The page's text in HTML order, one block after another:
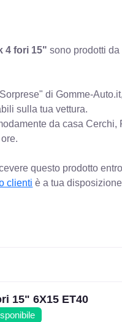
4 fori 15" sono prodotti
di Gomme-
sulla tua vettura.
da casa
questo prodotto
clienti è a tua
15" 6X15 ET40